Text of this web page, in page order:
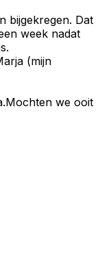
bijgekregen. Dat
week nadat
(mijn
we ooit